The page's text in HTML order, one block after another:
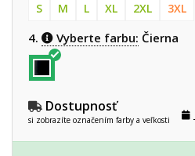
S
M L XL 2XL 3XL
4. Vyberte farbu: Čierna
Dostupnosť
si zobrazíte označením farby a veľkosti